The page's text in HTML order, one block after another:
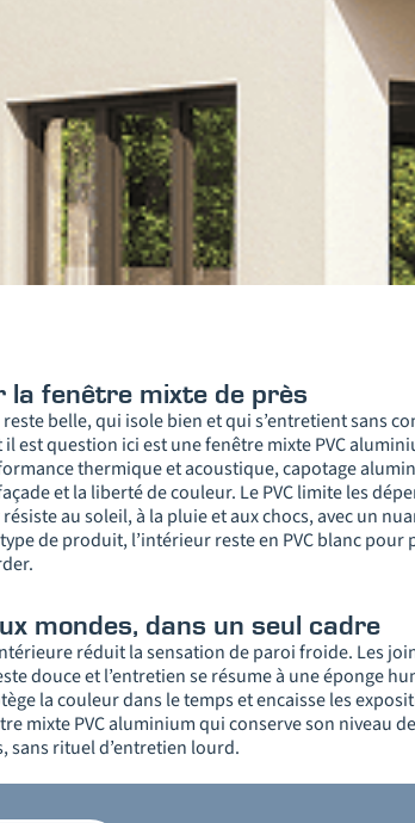
la fenêtre mixte de près
belle, qui isole bien et qui s’entretient sans
est question ici est une fenêtre mixte PVC
thermique et acoustique, capotage
et la liberté de couleur. Le PVC limite les
au soleil, à la pluie et aux chocs, avec un
de produit, l’intérieur reste en PVC blanc pour
mondes, dans un seul cadre
réduit la sensation de paroi froide. Les
douce et l’entretien se résume à une éponge
la couleur dans le temps et encaisse les
mixte PVC aluminium qui conserve son niveau
sans rituel d’entretien lourd.